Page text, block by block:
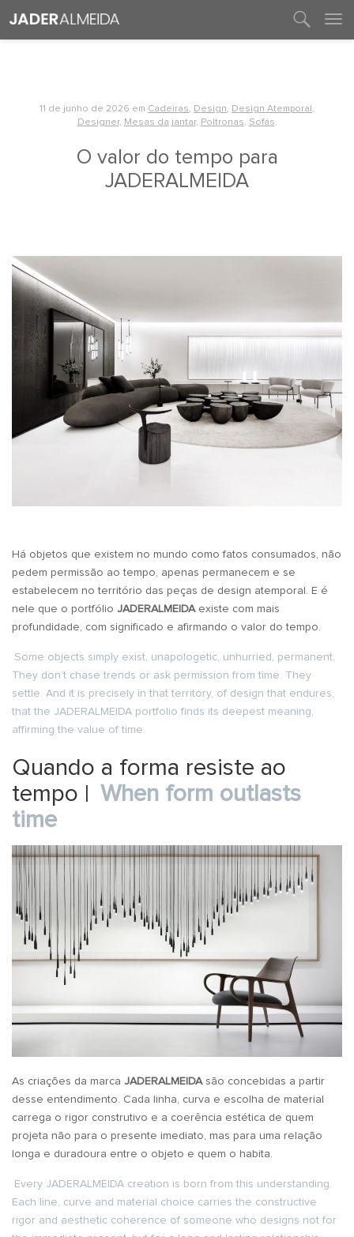
11 de junho de 2026 em Cadeiras, Design, Design Atemporal ,
Designer, Mesas da jantar, Poltronas, Sofás.
O valor do tempo para
JADERALMEIDA
Há objetos que existem no mundo como fatos consumados, não
pedem permissão ao tempo, apenas permanecem e se
estabelecem no território das peças de design atemporal. E é
nele que o portfólio JADERALMEIDAexiste com mais
profundidade, com significado e afirmando o valor do tempo.
Some objects simply exist, unapologetic, unhurried, permanent.
They don’t chase trends or ask permission from time. They
settle. And it is precisely in that territory, of design that endures,
that the JADERALMEIDA portfolio finds its deepest meaning,
affirming the value of time.
Quando a forma resiste ao
tempo |
When form outlasts
time
As criações da marca JADERALMEIDAsão concebidas a partir
desse entendimento. Cada linha, curva e escolha de material
carrega o rigor construtivo e a coerência estética de quem
projeta não para o presente imediato, mas para uma relação
longa e duradoura entre o objeto e quem o habita.
Every JADERALMEIDA creation is born from this understanding.
Each line, curve and material choice carries the constructive
rigor and aesthetic coherence of someone who designs not for